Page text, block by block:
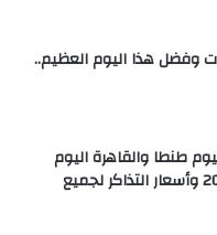
وفضل هذا اليوم العظيم..
طنطا والقاهرة اليوم
السبت 16 مايو 2026 وأسعار التذاكر لجميع